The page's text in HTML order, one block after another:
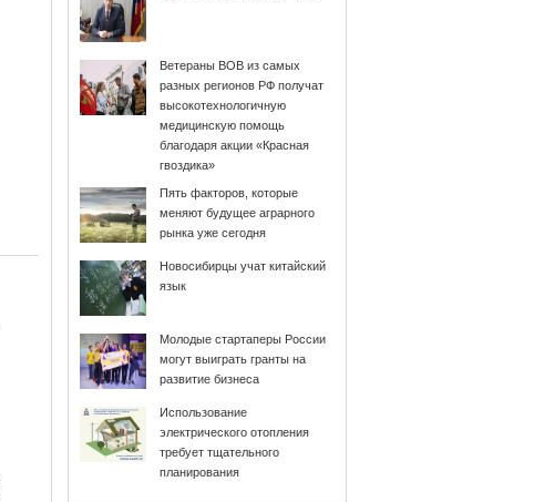
Ветераны ВОВ из самых
разных регионов РФ получат
высокотехнологичную
медицинскую помощь
благодаря акции «Красная
гвоздика»
Пять факторов, которые
меняют будущее аграрного
рынка уже сегодня
Новосибирцы учат китайский
язык
Молодые стартаперы России
могут выиграть гранты на
развитие бизнеса
Использование
электрического отопления
требует тщательного
планирования